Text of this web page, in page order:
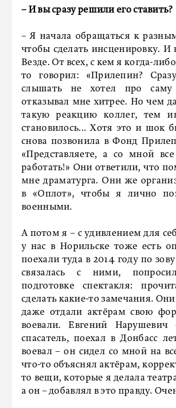
– И вы сразу решили его ставить?
– Я начала обращаться к
чтобы сделать инсценировку. И
Везде. От всех, с кем я когда-
то говорил: «Прилепин?
слышать не хотел про саму
отказывал мне хитрее. Но чем
такую реакцию коллег, тем
становилось... Хотя это и шок
снова позвонила в Фонд
«Представляете, а со мной
работать!» Они ответили, что
мне драматурга. Они же
в «Оплот», чтобы я лично
военными.
А потом я – с удивлением для
у нас в Норильске тоже есть
поехали туда в 2014 году по
связалась с ними,
подготовке спектакля:
сделать какие-то замечания.
даже отдали актёрам свою
воевали. Евгений
спасатель, поехал в Донбасс
воевал – он сидел со мной на
что-то объяснял актёрам,
то вещи, которые я делала
а он – добавлял в это правду.